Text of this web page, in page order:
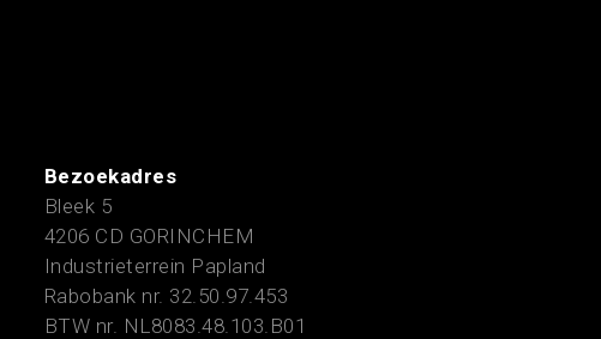
Bezoekadres
Bleek 5
4206 CD GORINCHEM
Industrieterrein Papland
Rabobank nr. 32.50.97.453
BTW nr. NL8083.48.103.B01